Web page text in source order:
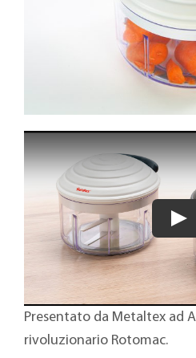
Presentato da Metaltex ad
rivoluzionario Rotomac.